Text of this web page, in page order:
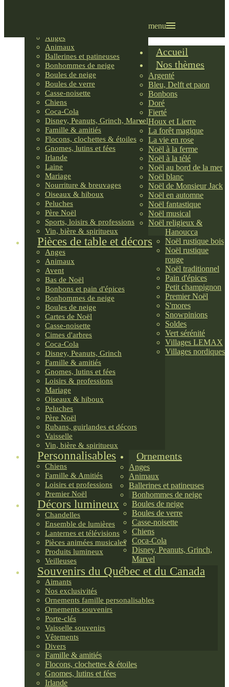
Anges
Animaux
Ballerines et patineuses
Bonhommes de neige
Boules de neige
Boules de verre
Casse-noisette
Chiens
Coca-Cola
Disney, Peanuts, Grinch, Marvel
Famille & amitiés
Flocons, clochettes & étoiles
Gnomes, lutins et fées
Irlande
Laine
Mariage
Nourriture & breuvages
Oiseaux & hiboux
Peluches
Père Noël
Sports, loisirs & professions
Vin, bière & spiritueux
Pièces de table et décors
Anges
Animaux
Avent
Bas de Noël
Bonbons et pain d'épices
Bonhommes de neige
Boules de neige
Cartes de Noël
Casse-noisette
Cimes d'arbres
Coca-Cola
Disney, Peanuts, Grinch
Famille & amitiés
Gnomes, lutins et fées
Loisirs & professions
Mariage
Oiseaux & hiboux
Peluches
Père Noël
Rubans, guirlandes et décors
Vaisselle
Vin, bière & spiritueux
Personnalisables
Chiens
Famille & Amitiés
Loisirs et professions
Premier Noël
Décors lumineux
Chandelles
Ensemble de lumières
Lanternes et télévisions
Pièces animées musicales
Produits lumineux
Veilleuses
Souvenirs du Québec et du Canada
Aimants
Nos exclusivités
Ornements famille personalisables
Ornements souvenirs
Porte-clés
Vaisselle souvenirs
Vêtements
Divers
menu
Accueil
Nos thèmes
Argenté
Bleu, Delft et paon
Bonbons
Doré
Fierté
Houx et Lierre
La forêt magique
La vie en rose
Noël à la ferme
Noël à la télé
Noël au bord de la mer
Noël blanc
Noël de Monsieur Jack
Noël en automne
Noël fantastique
Noël musical
Noël religieux &
Hanoucca
Noël rustique bois
Noël rustique
rouge
Noël traditionnel
Pain d'épices
Petit champignon
Premier Noël
S'mores
Snowpinions
Soldes
Vert sérénité
Villages LEMAX
Villages nordiques
Ornements
Anges
Animaux
Ballerines et patineuses
Bonhommes de neige
Boules de neige
Boules de verre
Casse-noisette
Chiens
Coca-Cola
Disney, Peanuts, Grinch,
Marvel
Famille & amitiés
Flocons, clochettes & étoiles
Gnomes, lutins et fées
Irlande